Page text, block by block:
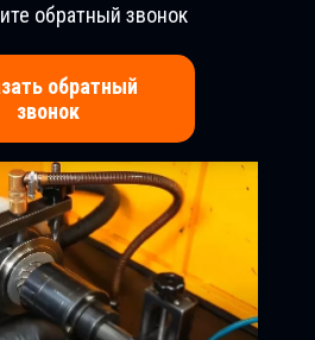
обратный звонок
обратный
звонок